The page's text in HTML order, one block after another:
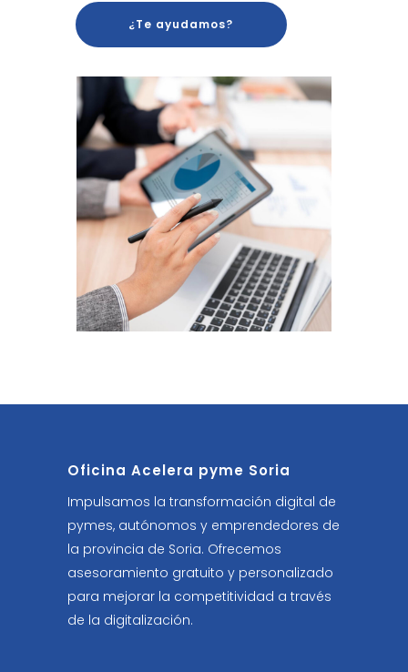
¿Te ayudamos?
Oficina Acelera pyme Soria
Impulsamos la transformación digital de
pymes, autónomos y emprendedores de
la provincia de Soria. Ofrecemos
asesoramiento gratuito y personalizado
para mejorar la competitividad a través
de la digitalización.